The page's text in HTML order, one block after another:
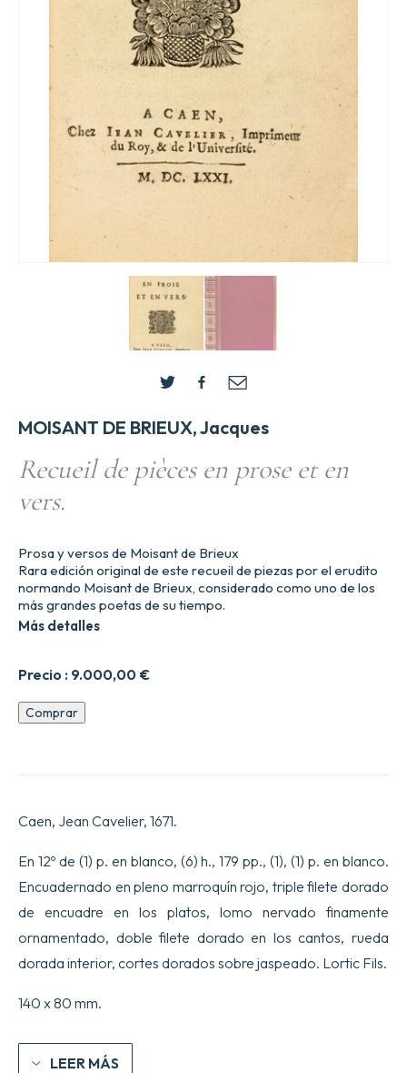
MOISANT DE BRIEUX, Jacques
Recueil de pièces en prose et en
vers.
Precio : 9.000,00 €
Prosa y versos de Moisant de Brieux
Rara edición original de este recueil de piezas por el erudito
normando Moisant de Brieux, considerado como uno de los
más grandes poetas de su tiempo.
Más detalles
Recueil
de
vers.
Comprar
Caen, Jean Cavelier, 1671.
En 12º de (1) p. en blanco, (6) h., 179 pp., (1), (1) p. en blanco.
Encuadernado en pleno marroquín rojo, triple filete dorado
de encuadre en los platos, lomo nervado finamente
ornamentado, doble filete dorado en los cantos, rueda
dorada interior, cortes dorados sobre jaspeado. Lortic Fils.
140 x 80 mm.
LEER MÁS